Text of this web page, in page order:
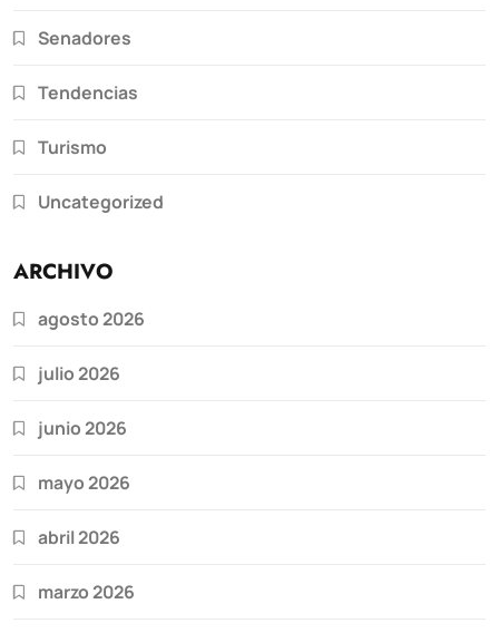
Senadores
Tendencias
Turismo
Uncategorized
ARCHIVO
agosto 2026
julio 2026
junio 2026
mayo 2026
abril 2026
marzo 2026